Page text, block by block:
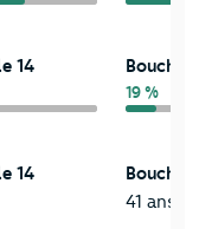
14
19 %
14
41 ans